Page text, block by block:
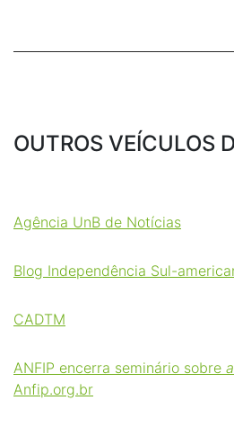
OUTROS VEÍCULOS
Agência UnB de Notícias
Blog Independência Sul-
CADTM
ANFIP encerra seminário sobre
Anfip.org.br